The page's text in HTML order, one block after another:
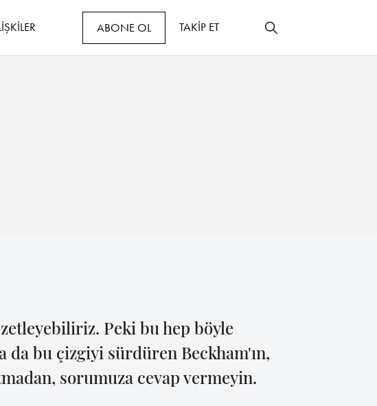
ABONE OL TAKİP ET
Peki bu hep böyle
da bu çizgiyi sürdüren Beckham'ın,
sorumuza cevap vermeyin.